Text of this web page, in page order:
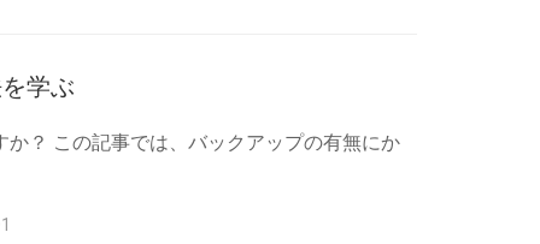
学ぶ
？ この記事では、バックアップの有無にか